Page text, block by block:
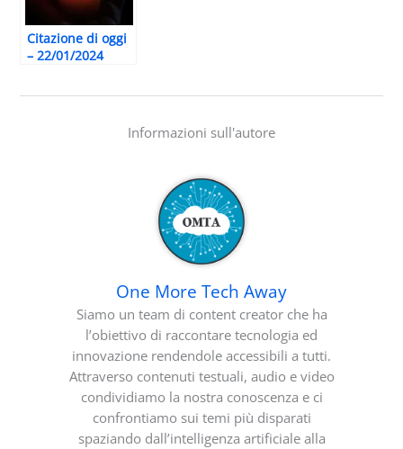
Citazione di oggi
– 22/01/2024
Informazioni sull'autore
One More Tech Away
Siamo un team di content creator che ha
l’obiettivo di raccontare tecnologia ed
innovazione rendendole accessibili a tutti.
Attraverso contenuti testuali, audio e video
condividiamo la nostra conoscenza e ci
confrontiamo sui temi più disparati
spaziando dall’intelligenza artificiale alla